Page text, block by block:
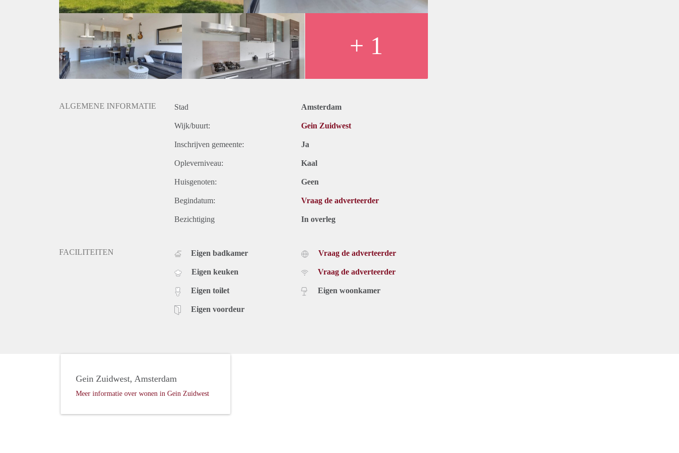
+ 1
ALGEMENE INFORMATIE Stad Amsterdam
Wijk/buurt: Gein Zuidwest
Inschrijven gemeente: Ja
Opleverniveau: Kaal
Huisgenoten: Geen
Begindatum: Vraag de adverteerder
Bezichtiging In overleg
FACILITEITEN Eigen badkamer
Eigen keuken
Eigen toilet
Eigen voordeur
Vraag de adverteerder
Vraag de adverteerder
Eigen woonkamer
Gein Zuidwest, Amsterdam
Meer informatie over wonen in Gein Zuidwest